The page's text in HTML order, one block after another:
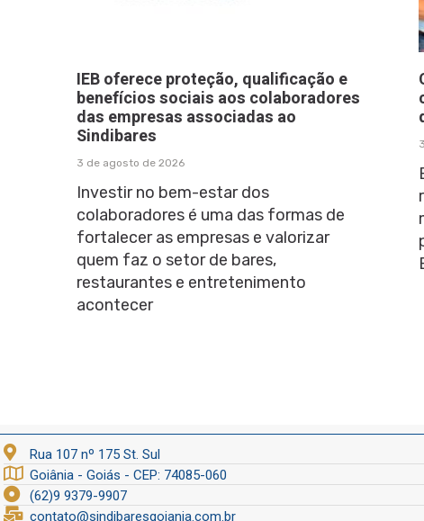
IEB oferece proteção, qualificação e
benefícios sociais aos colaboradores
das empresas associadas ao
Sindibares
3 de agosto de 2026
Investir no bem-estar dos
colaboradores é uma das formas de
fortalecer as empresas e valorizar
quem faz o setor de bares,
restaurantes e entretenimento
acontecer
Rua 107 nº 175 St. Sul
Goiânia - Goiás - CEP: 74085-060
(62)9 9379-9907
contato@sindibaresgoiania.com.br